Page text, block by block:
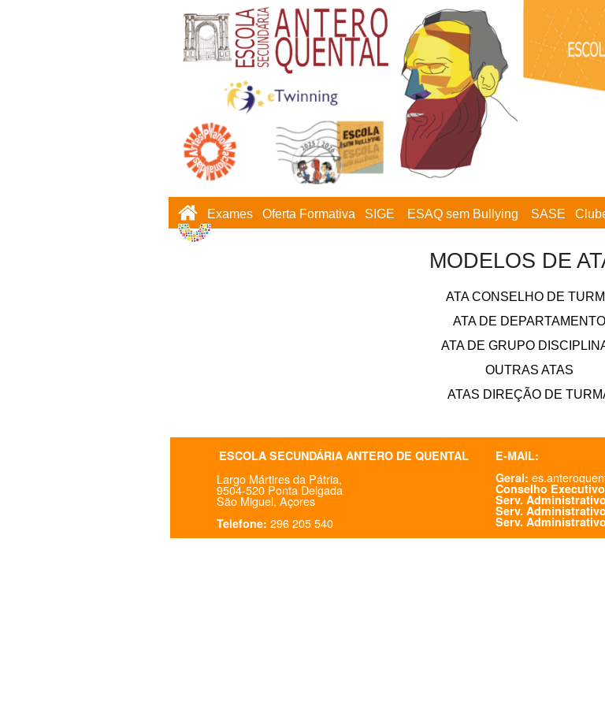
Exames Oferta Formativa SIGE ESAQ sem Bullying SASE
MODELOS DE
ATA CONSELHO DE
ATA DE DEPARTAMENTO
ATA DE GRUPO
OUTRAS ATAS
ATAS DIREÇÃO DE
ESCOLA SECUNDÁRIA ANTERO DE QUENTAL
Largo Mártires da Pátria,
9504-520 Ponta Delgada
São Miguel, Açores
Telefone: 296 205 540
E-MAIL:
Geral:
Conselho
Serv.
Serv.
Serv.